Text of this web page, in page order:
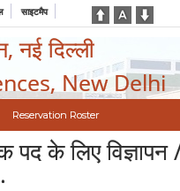
साइटमैप
नई दिल्ली
New Delhi
Reservation Roster
पद के लिए